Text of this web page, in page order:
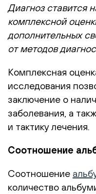
Диагноз ставится
комплексной
дополнительных
от методов
Комплексная
исследования
заключение о
заболевания, а
и тактику лечения.
Соотношение
Соотношение
количество